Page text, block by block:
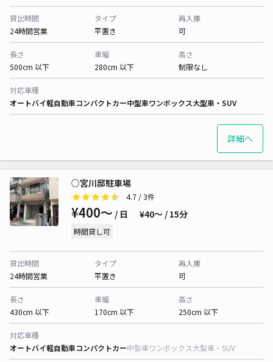
貸出時間
24時間営業
タイプ
平置き
再入庫
可
長さ
500cm 以下
車幅
280cm 以下
高さ
制限なし
対応車種
オートバイ軽自動車コンパクトカー中型車ワンボックス大型車・SUV
詳細へ
○宮川邸駐車場
4.7 / 3件
¥400〜 / 日 ¥40〜 / 15分
時間貸し可
貸出時間
24時間営業
タイプ
平置き
再入庫
可
長さ
430cm 以下
車幅
170cm 以下
高さ
250cm 以下
対応車種
オートバイ軽自動車コンパクトカー中型車ワンボックス大型車・SUV